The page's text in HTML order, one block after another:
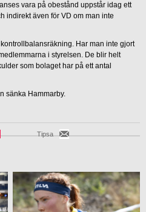
vara på obestånd uppstår idag ett
indirekt även för VD om man inte
Har man inte gjort
i styrelsen. De blir helt
som bolaget har på ett antal
sänka Hammarby.
Tipsa